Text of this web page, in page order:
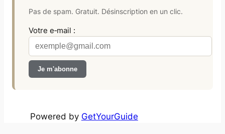
Pas de spam. Gratuit. Désinscription en un clic.
Votre e‑mail :
Powered by GetYourGuide